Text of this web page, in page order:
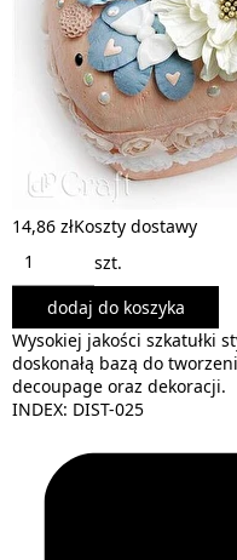
14,86 złKoszty dostawy
szt.
dodaj do koszyka
Wysokiej jakości szkatułki
doskonałą bazą do
decoupage oraz dekoracji.
INDEX: DIST-025